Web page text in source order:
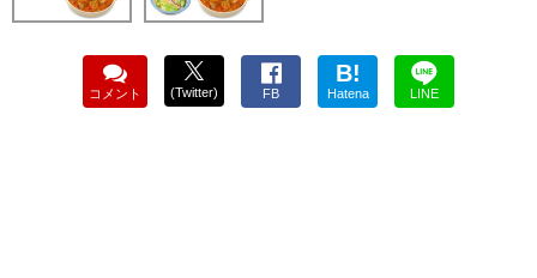
コメント (Twitter) FB
B!
Hatena LINE